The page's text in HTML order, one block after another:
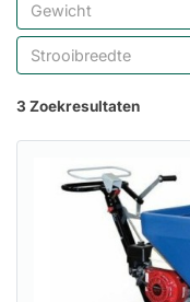
Gewicht
Strooibreedte
3 Zoekresultaten